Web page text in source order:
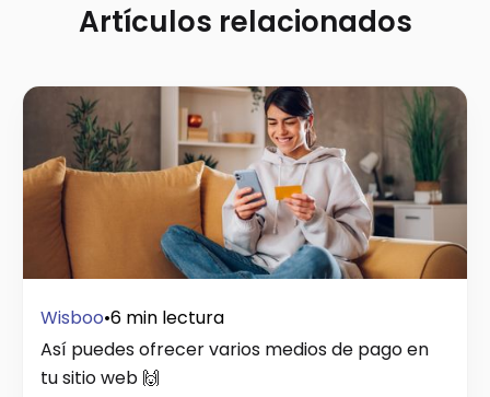
Artículos relacionados
Wisboo•6 min lectura
Así puedes ofrecer varios medios de pago en
tu sitio web 🙌